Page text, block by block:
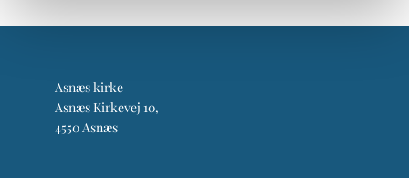
Asnæs kirke
Asnæs Kirkevej 10,
4550 Asnæs